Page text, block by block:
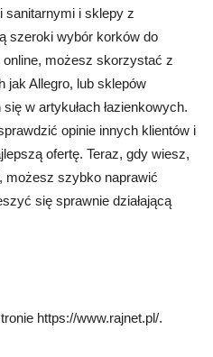
sanitarnymi i sklepy z
szeroki wybór korków do
możesz skorzystać z
jak Allegro, lub sklepów
w artykułach łazienkowych.
opinie innych klientów i
ofertę. Teraz, gdy wiesz,
możesz szybko naprawić
się sprawnie działającą
https://www.rajnet.pl/.